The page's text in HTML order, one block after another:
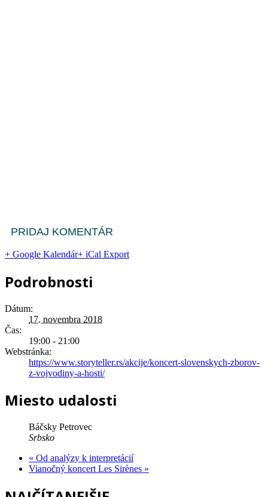
PRIDAJ KOMENTÁR
+ Google Kalendár+ iCal Export
Podrobnosti
Dátum:
17. novembra 2018
Čas:
19:00 - 21:00
Webstránka:
https://www.storyteller.rs/akcije/koncert-slovenskych-zborov-
z-vojvodiny-a-hosti/
Miesto udalosti
Báčsky Petrovec
Srbsko
« Od analýzy k interpretácií
Vianočný koncert Les Sirènes »